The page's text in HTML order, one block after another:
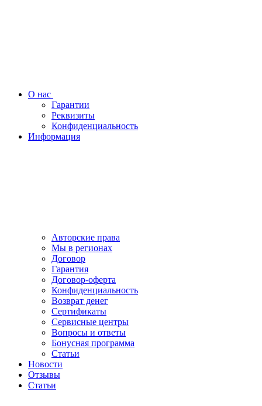
О нас
Гарантии
Реквизиты
Конфиденциальность
Информация
Авторские права
Мы в регионах
Договор
Гарантия
Договор-оферта
Конфиденциальность
Возврат денег
Сертификаты
Сервисные центры
Вопросы и ответы
Бонусная программа
Статьи
Новости
Отзывы
Статьи